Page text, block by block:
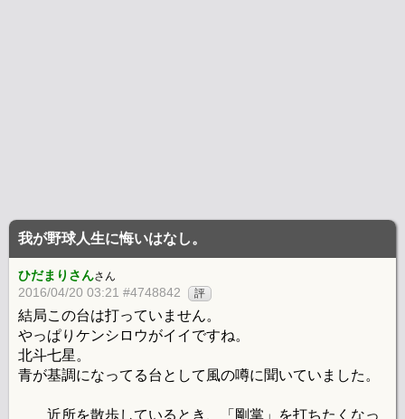
我が野球人生に悔いはなし。
ひだまりさんさん
2016/04/20 03:21 #4748842 評
結局この台は打っていません。
やっぱりケンシロウがイイですね。
北斗七星。
青が基調になってる台として風の噂に聞いていました。
近所を散歩しているとき、「剛掌」を打ちたくなっ